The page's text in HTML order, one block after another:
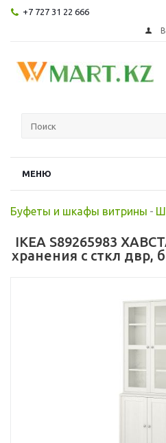
+7 727 31 22 666
МЕНЮ
Буфеты и шкафы витрины -
IKEA S89265983
хранения с сткл двр,